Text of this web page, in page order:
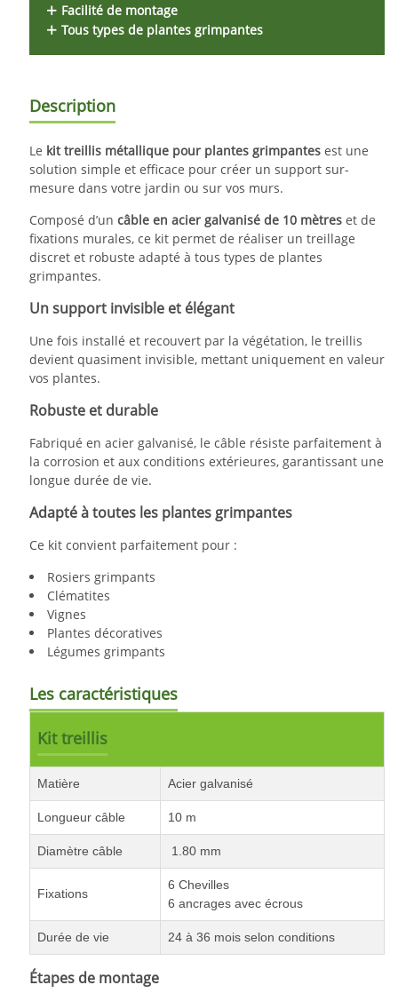
Facilité de montage
Tous types de plantes grimpantes
Description
Le kit treillis métallique pour plantes grimpantes est une
solution simple et efficace pour créer un support sur-
mesure dans votre jardin ou sur vos murs.
Composé d’un câble en acier galvanisé de 10 mètres et de
fixations murales, ce kit permet de réaliser un treillage
discret et robuste adapté à tous types de plantes
grimpantes.
Un support invisible et élégant
Une fois installé et recouvert par la végétation, le treillis
devient quasiment invisible, mettant uniquement en valeur
vos plantes.
Robuste et durable
Fabriqué en acier galvanisé, le câble résiste parfaitement à
la corrosion et aux conditions extérieures, garantissant une
longue durée de vie.
Adapté à toutes les plantes grimpantes
Ce kit convient parfaitement pour :
Rosiers grimpants
Clématites
Vignes
Plantes décoratives
Légumes grimpants
Les caractéristiques
Kit treillis
Matière Acier galvanisé
Longueur câble 10 m
Diamètre câble 1.80 mm
Fixations
6 Chevilles
6 ancrages avec écrous
Durée de vie 24 à 36 mois selon conditions
Étapes de montage